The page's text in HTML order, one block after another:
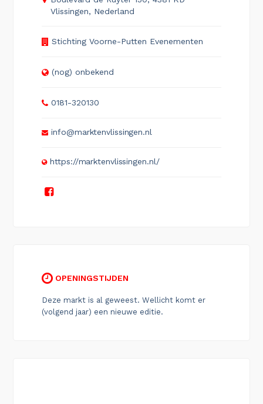
Vlissingen, Nederland
Stichting Voorne-Putten Evenementen
(nog) onbekend
0181-320130
info@marktenvlissingen.nl
https://marktenvlissingen.nl/
OPENINGSTIJDEN
Deze markt is al geweest. Wellicht komt er
(volgend jaar) een nieuwe editie.